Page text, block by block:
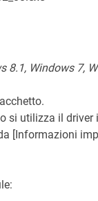
8.1, Windows 7,
si utilizza il driver
[Informazioni